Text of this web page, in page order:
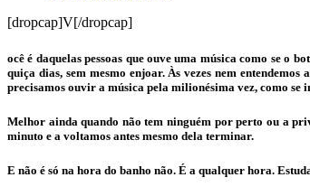
[dropcap]V[/dropcap]
ocê é daquelas pessoas que ouve uma música como se o
quiça dias, sem mesmo enjoar. Às vezes nem
precisamos ouvir a música pela milionésima vez, como se
Melhor ainda quando não tem ninguém por perto ou a
minuto e a voltamos antes mesmo dela terminar.
E não é só na hora do banho não. É a qualquer hora.